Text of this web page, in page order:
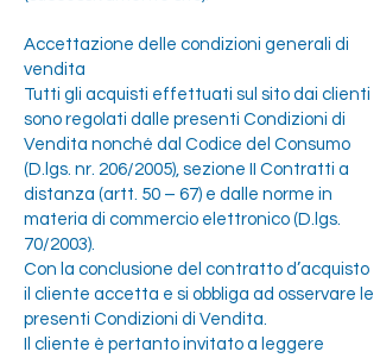
Accettazione delle condizioni generali di
vendita
Tutti gli acquisti effettuati sul sito dai clienti
sono regolati dalle presenti Condizioni di
Vendita nonché dal Codice del Consumo
(D.lgs. nr. 206/2005), sezione II Contratti a
distanza (artt. 50 – 67) e dalle norme in
materia di commercio elettronico (D.lgs.
70/2003).
Con la conclusione del contratto d’acquisto
il cliente accetta e si obbliga ad osservare le
presenti Condizioni di Vendita.
Il cliente è pertanto invitato a leggere